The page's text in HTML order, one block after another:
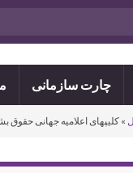
چارت سازمانی
» کلیپهای اعلامیه جهانی حقوق